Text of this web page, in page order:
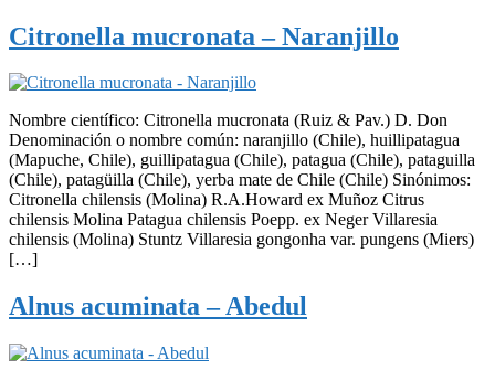
Citronella mucronata – Naranjillo
Nombre científico: Citronella mucronata (Ruiz & Pav.) D. Don
Denominación o nombre común: naranjillo (Chile), huillipatagua
(Mapuche, Chile), guillipatagua (Chile), patagua (Chile), pataguilla
(Chile), patagüilla (Chile), yerba mate de Chile (Chile) Sinónimos:
Citronella chilensis (Molina) R.A.Howard ex Muñoz Citrus
chilensis Molina Patagua chilensis Poepp. ex Neger Villaresia
chilensis (Molina) Stuntz Villaresia gongonha var. pungens (Miers)
[…]
Alnus acuminata – Abedul